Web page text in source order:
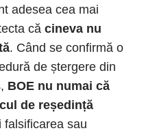
adesea cea mai
că cineva nu
. Când se confirmă o
de ștergere din
BOE nu numai că
de reședință
falsificarea sau